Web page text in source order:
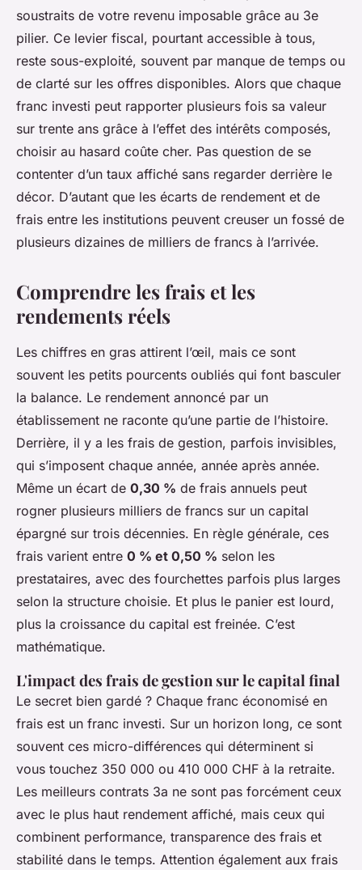
meilleur 3ème pilier
Imran •06/05/2026 13:42•10 min de lecture
soustraits de votre revenu imposable grâce au 3e
pilier. Ce levier fiscal, pourtant accessible à tous,
reste sous-exploité, souvent par manque de temps ou
de clarté sur les offres disponibles. Alors que chaque
franc investi peut rapporter plusieurs fois sa valeur
sur trente ans grâce à l’effet des intérêts composés,
choisir au hasard coûte cher. Pas question de se
contenter d’un taux affiché sans regarder derrière le
décor. D’autant que les écarts de rendement et de
frais entre les institutions peuvent creuser un fossé de
plusieurs dizaines de milliers de francs à l’arrivée.
Comprendre les frais et les
rendements réels
Les chiffres en gras attirent l’œil, mais ce sont
souvent les petits pourcents oubliés qui font basculer
la balance. Le rendement annoncé par un
établissement ne raconte qu’une partie de l’histoire.
Derrière, il y a les frais de gestion, parfois invisibles,
qui s’imposent chaque année, année après année.
Même un écart de 0,30 % de frais annuels peut
rogner plusieurs milliers de francs sur un capital
épargné sur trois décennies. En règle générale, ces
frais varient entre 0 % et 0,50 % selon les
prestataires, avec des fourchettes parfois plus larges
selon la structure choisie. Et plus le panier est lourd,
plus la croissance du capital est freinée. C’est
mathématique.
L'impact des frais de gestion sur le capital final
Le secret bien gardé ? Chaque franc économisé en
frais est un franc investi. Sur un horizon long, ce sont
souvent ces micro-différences qui déterminent si
vous touchez 350 000 ou 410 000 CHF à la retraite.
Les meilleurs contrats 3a ne sont pas forcément ceux
avec le plus haut rendement affiché, mais ceux qui
combinent performance, transparence des frais et
stabilité dans le temps. Attention également aux frais